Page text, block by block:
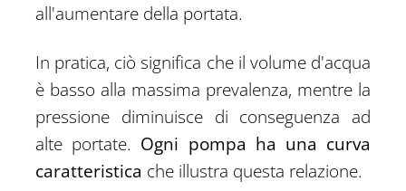
all'aumentare della portata.
In pratica, ciò significa che il volume d'acqua
è basso alla massima prevalenza, mentre la
pressione diminuisce di conseguenza ad
alte portate. Ogni pompa ha una curva
caratteristica che illustra questa relazione.